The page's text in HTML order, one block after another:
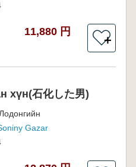
11,880 円
＋
хүн(石化した男)
Gazar